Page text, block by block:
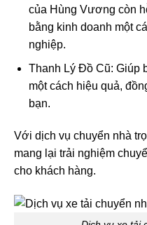
của Hùng Vương còn
bằng kinh doanh một
nghiệp.
Thanh Lý Đồ Cũ: Giúp
một cách hiệu quả,
bạn.
Với dịch vụ chuyển nhà
mang lại trải nghiệm
cho khách hàng.